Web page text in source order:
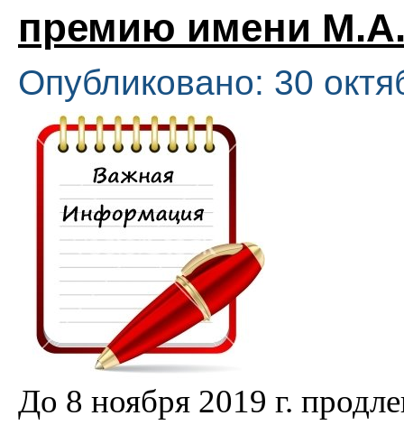
премию имени
Опубликовано: 30
До 8 ноября 2019 г.